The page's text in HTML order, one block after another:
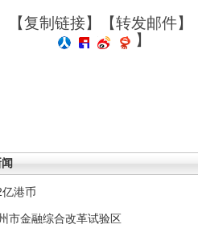
【复制链接】【转发邮件】
】
港币
市金融综合改革试验区